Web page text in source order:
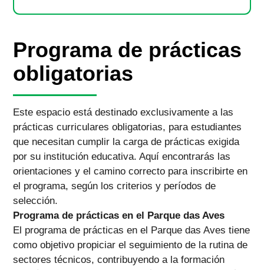
Programa de prácticas
obligatorias
Este espacio está destinado exclusivamente a las
prácticas curriculares obligatorias, para estudiantes
que necesitan cumplir la carga de prácticas exigida
por su institución educativa. Aquí encontrarás las
orientaciones y el camino correcto para inscribirte en
el programa, según los criterios y períodos de
selección.
Programa de prácticas en el Parque das Aves
El programa de prácticas en el Parque das Aves tiene
como objetivo propiciar el seguimiento de la rutina de
sectores técnicos, contribuyendo a la formación